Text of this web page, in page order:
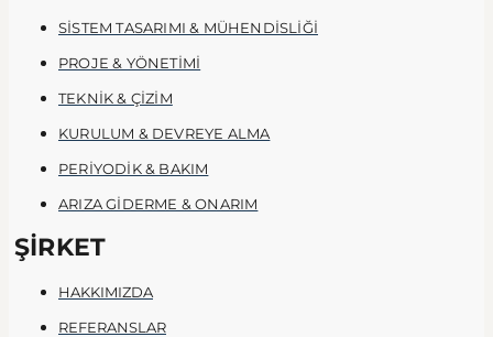
SİSTEM TASARIMI & MÜHENDİSLİĞİ
PROJE & YÖNETİMİ
TEKNİK & ÇİZİM
KURULUM & DEVREYE ALMA
PERİYODİK & BAKIM
ARIZA GİDERME & ONARIM
ŞİRKET
HAKKIMIZDA
REFERANSLAR